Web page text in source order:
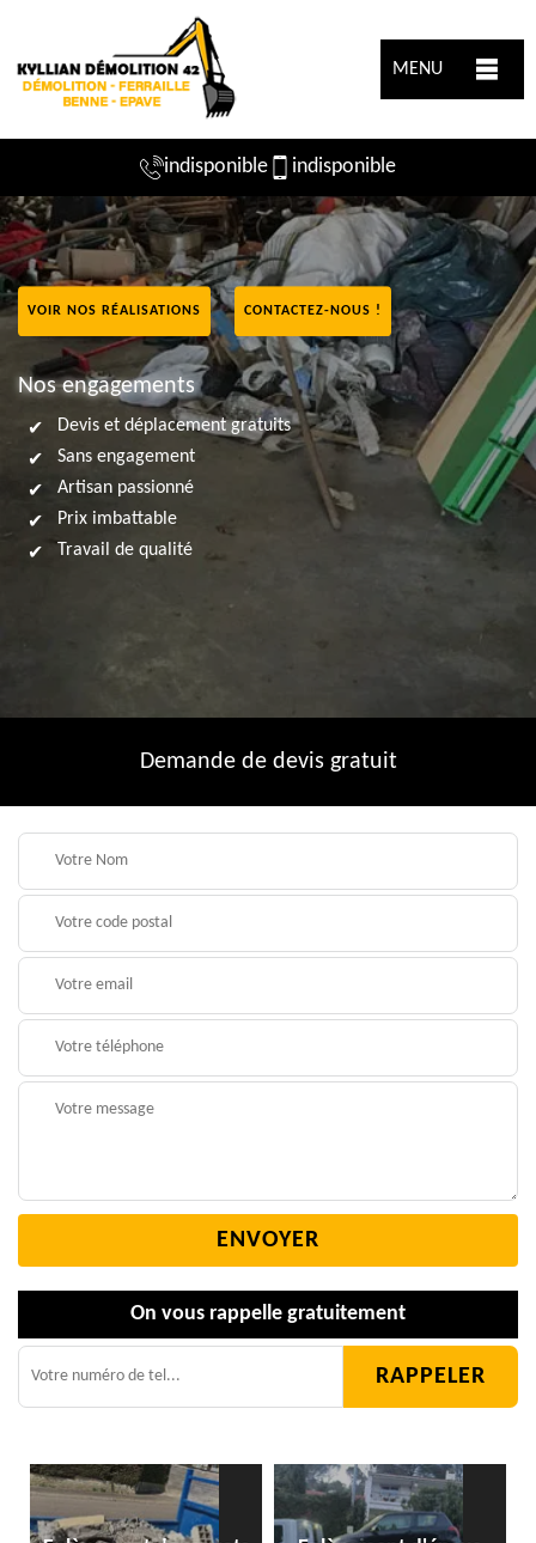
MENU
indisponible indisponible
VOIR NOS RÉALISATIONS CONTACTEZ-NOUS !
Nos engagements
Devis et déplacement gratuits
Sans engagement
Artisan passionné
Prix imbattable
Travail de qualité
Demande de devis gratuit
On vous rappelle gratuitement